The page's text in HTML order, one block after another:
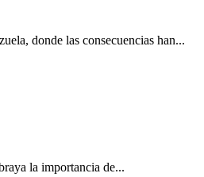
donde las consecuencias han...
la importancia de...